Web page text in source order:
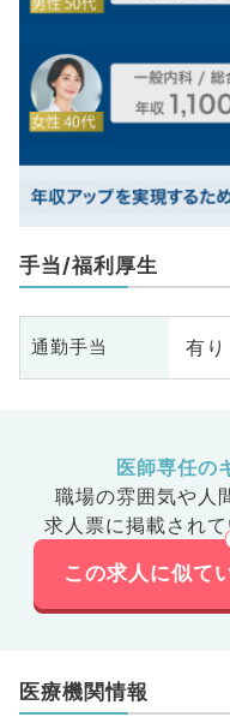
手当/福利厚生
通勤手当 有り
医師専任の
職場の雰囲気や人
求人票に掲載され
この求人に似て
医療機関情報